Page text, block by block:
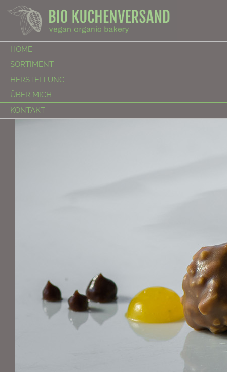
HOME
SORTIMENT
HERSTELLUNG
ÜBER MICH
KONTAKT